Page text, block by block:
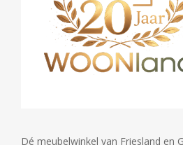
Dé meubelwinkel van Friesland en